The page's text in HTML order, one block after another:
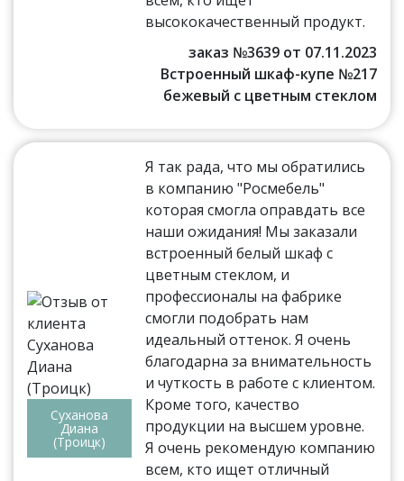
высококачественный продукт.
заказ №3639 от 07.11.2023
Встроенный шкаф-купе №217
бежевый с цветным стеклом
Суханова
Диана
(Троицк)
Я так рада, что мы обратились
в компанию "Росмебель"
которая смогла оправдать все
наши ожидания! Мы заказали
встроенный белый шкаф с
цветным стеклом, и
профессионалы на фабрике
смогли подобрать нам
идеальный оттенок. Я очень
благодарна за внимательность
и чуткость в работе с клиентом.
Кроме того, качество
продукции на высшем уровне.
Я очень рекомендую компанию
всем, кто ищет отличный